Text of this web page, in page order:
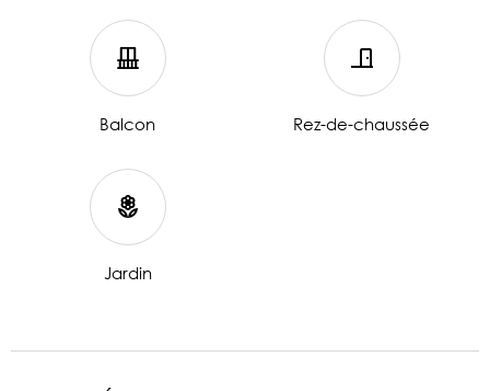
Balcon Rez-de-chaussée
Jardin